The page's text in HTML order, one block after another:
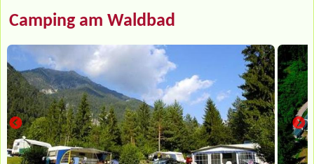
Camping am Waldbad